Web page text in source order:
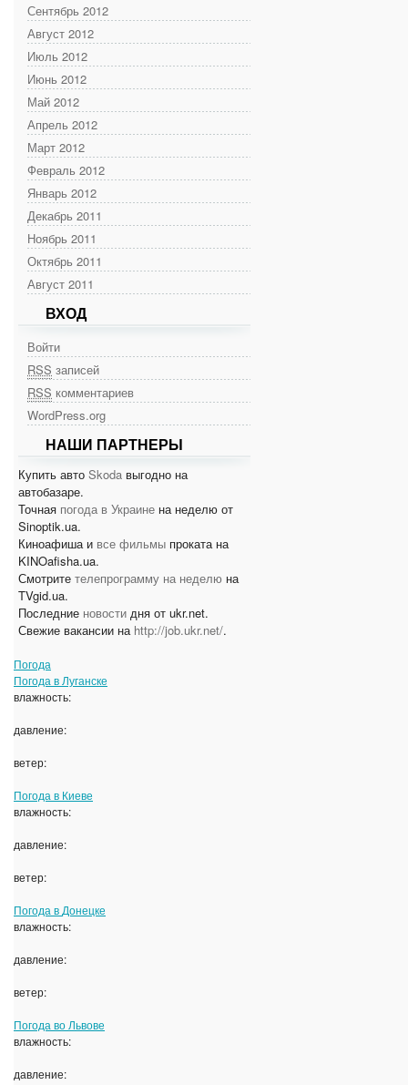
Сентябрь 2012
Август 2012
Июль 2012
Июнь 2012
Май 2012
Апрель 2012
Март 2012
Февраль 2012
Январь 2012
Декабрь 2011
Ноябрь 2011
Октябрь 2011
Август 2011
ВХОД
Войти
RSS записей
RSS комментариев
WordPress.org
НАШИ ПАРТНЕРЫ
Купить авто Skoda выгодно на
автобазаре.
Точная погода в Украине на неделю от
Sinoptik.ua.
Киноафиша и все фильмы проката на
KINOafisha.ua.
Смотрите телепрограмму на неделю на
TVgid.ua.
Последние новости дня от ukr.net.
Свежие вакансии на http://job.ukr.net/.
Погода
Погода в Луганске
влажность:
давление:
ветер:
Погода в Киеве
влажность:
давление:
ветер:
Погода в Донецке
влажность:
давление:
ветер:
Погода во Львове
влажность:
давление: